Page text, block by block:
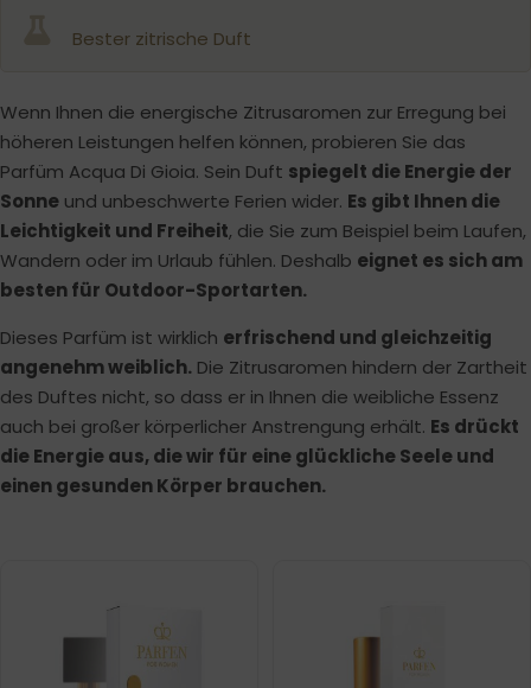
Bester zitrische Duft
Wenn Ihnen die energische Zitrusaromen zur Erregung bei
höheren Leistungen helfen können, probieren Sie das
Parfüm Acqua Di Gioia. Sein Duft spiegelt die Energie der
Sonne und unbeschwerte Ferien wider. Es gibt Ihnen die
Leichtigkeit und Freiheit, die Sie zum Beispiel beim Laufen,
Wandern oder im Urlaub fühlen. Deshalb eignet es sich am
besten für Outdoor-Sportarten.
Dieses Parfüm ist wirklich erfrischend und gleichzeitig
angenehm weiblich. Die Zitrusaromen hindern der Zartheit
des Duftes nicht, so dass er in Ihnen die weibliche Essenz
auch bei großer körperlicher Anstrengung erhält. Es drückt
die Energie aus, die wir für eine glückliche Seele und
einen gesunden Körper brauchen.